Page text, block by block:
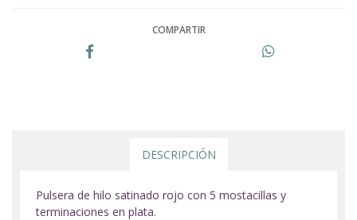
COMPARTIR
DESCRIPCIÓN
Pulsera de hilo satinado rojo con 5 mostacillas y
terminaciones en plata.